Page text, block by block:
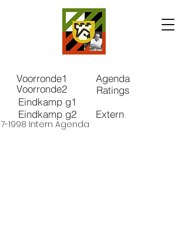
Agenda
Voorronde1
Voorronde2
Eindkamp g1
Eindkamp g2
Ratings
Extern
1998 Intern Agenda